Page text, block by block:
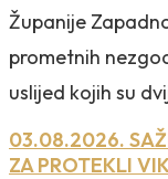
Županije
prometnih
uslijed kojih su
03.08.2026.
ZA PROTEKLI